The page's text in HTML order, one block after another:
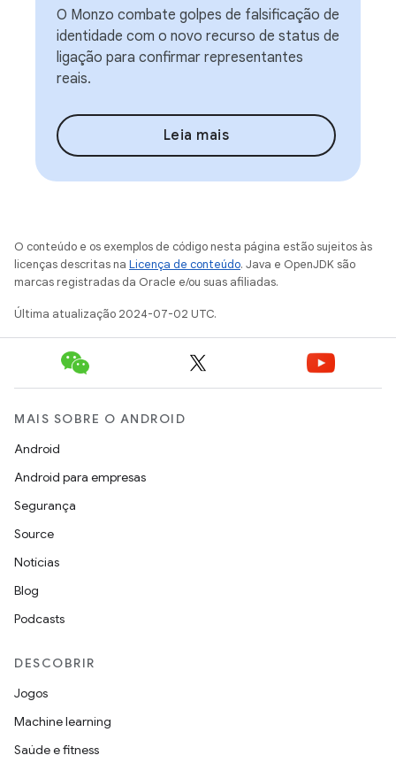
O Monzo combate golpes de falsificação de
identidade com o novo recurso de status de
ligação para confirmar representantes
reais.
Leia mais
O conteúdo e os exemplos de código nesta página estão sujeitos às
licenças descritas na Licença de conteúdo. Java e OpenJDK são
marcas registradas da Oracle e/ou suas afiliadas.
Última atualização 2024-07-02 UTC.
MAIS SOBRE O ANDROID
Android
Android para empresas
Segurança
Source
Notícias
Blog
Podcasts
DESCOBRIR
Jogos
Machine learning
Saúde e fitness